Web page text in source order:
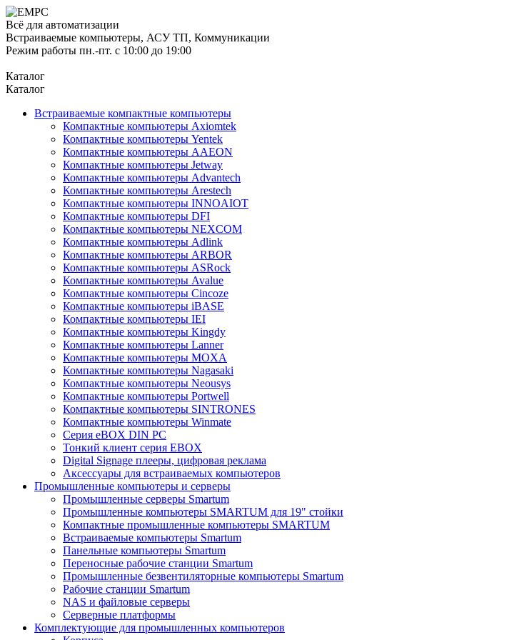
Всё для автоматизации
Встраиваемые компьютеры, АСУ ТП, Коммуникации
Режим работы пн.-пт. с 10:00 до 19:00
Каталог
Каталог
Встраиваемые компактные компьютеры
Компактные компьютеры Axiomtek
Компактные компьютеры Yentek
Компактные компьютеры AAEON
Компактные компьютеры Jetway
Компактные компьютеры Advantech
Компактные компьютеры Arestech
Компактные компьютеры INNOAIOT
Компактные компьютеры DFI
Компактные компьютеры NEXCOM
Компактные компьютеры Adlink
Компактные компьютеры ARBOR
Компактные компьютеры ASRock
Компактные компьютеры Avalue
Компактные компьютеры Cincoze
Компактные компьютеры iBASE
Компактные компьютеры IEI
Компактные компьютеры Kingdy
Компактные компьютеры Lanner
Компактные компьютеры MOXA
Компактные компьютеры Nagasaki
Компактные компьютеры Neousys
Компактные компьютеры Portwell
Компактные компьютеры SINTRONES
Компактные компьютеры Winmate
Серия eBOX DIN PC
Тонкий клиент серия EBOX
Digital Signage плееры, цифровая реклама
Аксессуары для встраиваемых компьютеров
Промышленные компьютеры и серверы
Промышленные серверы Smartum
Промышленные компьютеры SMARTUM для 19" стойки
Компактные промышленные компьютеры SMARTUM
Встраиваемые компьютеры Smartum
Панельные компьютеры Smartum
Переносные рабочие станции Smartum
Промышленные безвентиляторные компьютеры Smartum
Рабочие станции Smartum
NAS и файловые серверы
Серверные платформы
Комплектующие для промышленных компьютеров